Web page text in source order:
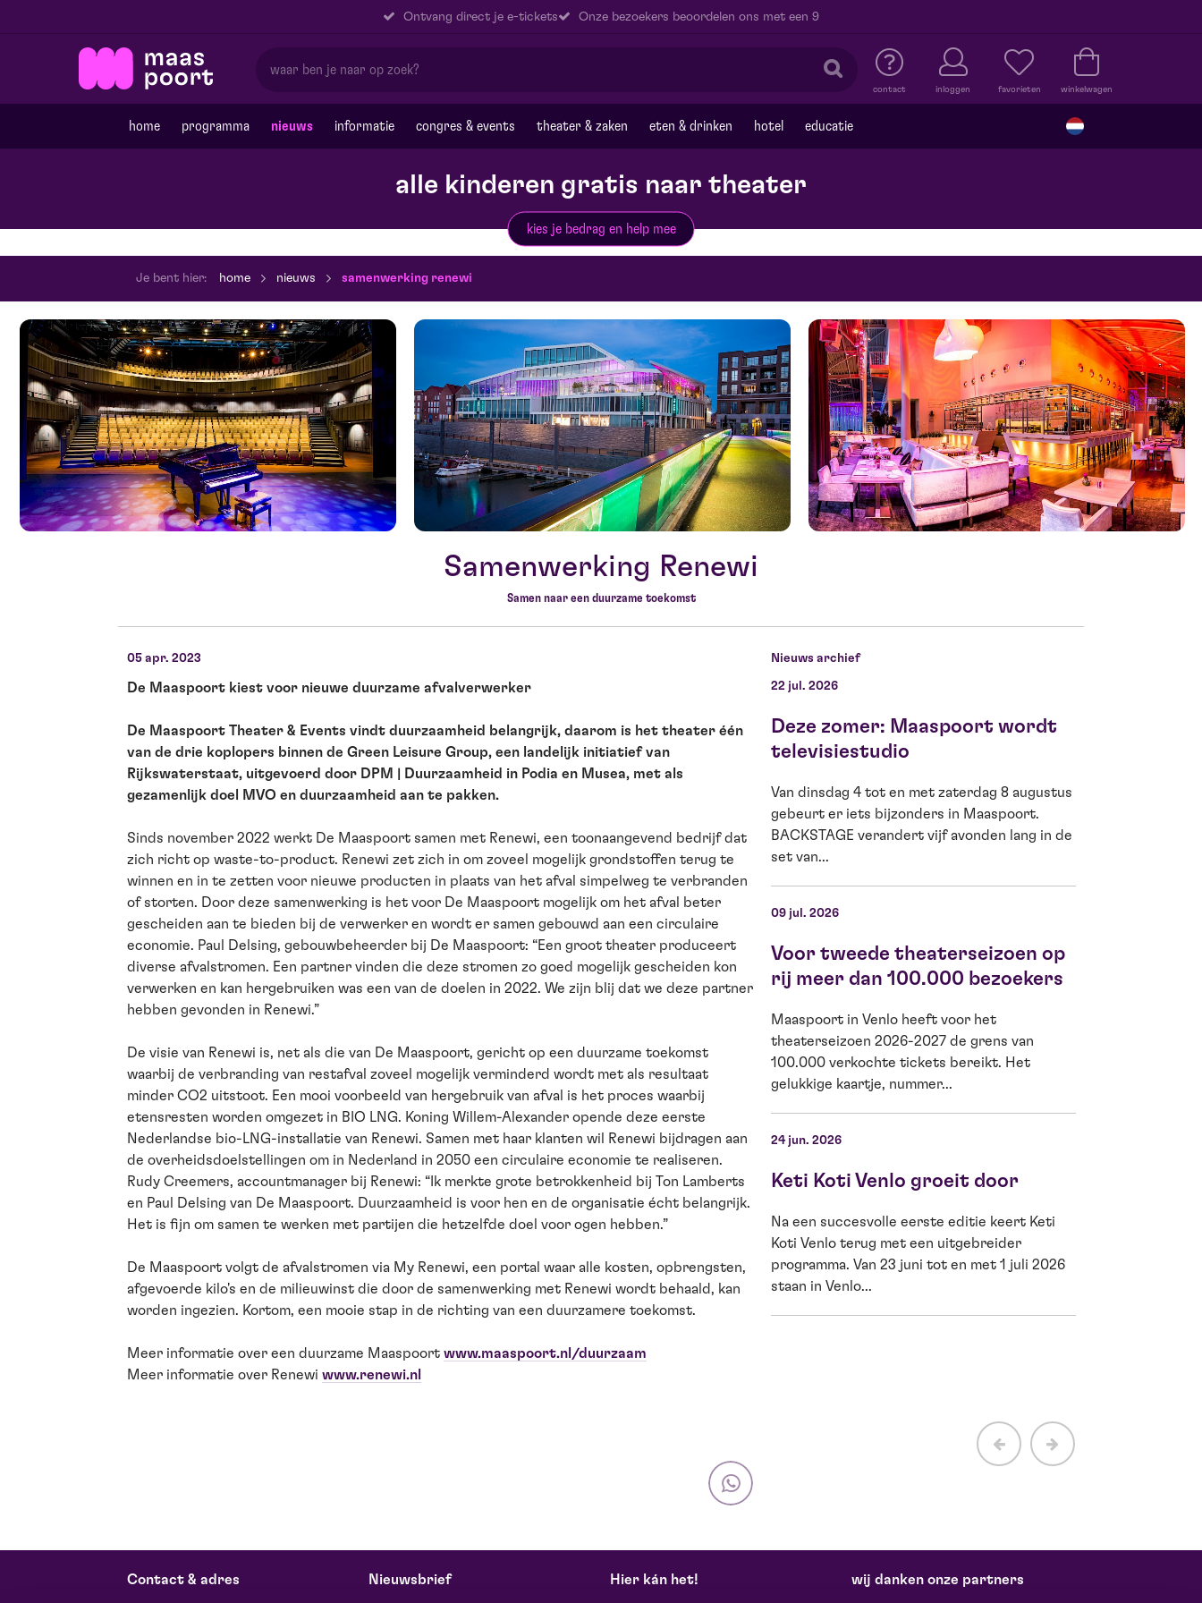
Ontvang direct je e-tickets Onze bezoekers beoordelen ons met een 9
contact inloggen favorieten winkelwagen
home programma nieuws informatie congres & events theater & zaken eten & drinken hotel educatie
alle kinderen gratis naar theater
kies je bedrag en help mee
Je bent hier: home nieuws samenwerking renewi
Samenwerking Renewi
Samen naar een duurzame toekomst
05 apr. 2023
De Maaspoort kiest voor nieuwe duurzame afvalverwerker
De Maaspoort Theater & Events vindt duurzaamheid belangrijk, daarom is het theater één
van de drie koplopers binnen de Green Leisure Group, een landelijk initiatief van
Rijkswaterstaat, uitgevoerd door DPM | Duurzaamheid in Podia en Musea, met als
gezamenlijk doel MVO en duurzaamheid aan te pakken.
Sinds november 2022 werkt De Maaspoort samen met Renewi, een toonaangevend bedrijf dat
zich richt op waste-to-product. Renewi zet zich in om zoveel mogelijk grondstoffen terug te
winnen en in te zetten voor nieuwe producten in plaats van het afval simpelweg te verbranden
of storten. Door deze samenwerking is het voor De Maaspoort mogelijk om het afval beter
gescheiden aan te bieden bij de verwerker en wordt er samen gebouwd aan een circulaire
economie. Paul Delsing, gebouwbeheerder bij De Maaspoort: “Een groot theater produceert
diverse afvalstromen. Een partner vinden die deze stromen zo goed mogelijk gescheiden kon
verwerken en kan hergebruiken was een van de doelen in 2022. We zijn blij dat we deze partner
hebben gevonden in Renewi.”
De visie van Renewi is, net als die van De Maaspoort, gericht op een duurzame toekomst
waarbij de verbranding van restafval zoveel mogelijk verminderd wordt met als resultaat
minder CO2 uitstoot. Een mooi voorbeeld van hergebruik van afval is het proces waarbij
etensresten worden omgezet in BIO LNG. Koning Willem-Alexander opende deze eerste
Nederlandse bio-LNG-installatie van Renewi. Samen met haar klanten wil Renewi bijdragen aan
de overheidsdoelstellingen om in Nederland in 2050 een circulaire economie te realiseren.
Rudy Creemers, accountmanager bij Renewi: “Ik merkte grote betrokkenheid bij Ton Lamberts
en Paul Delsing van De Maaspoort. Duurzaamheid is voor hen en de organisatie écht belangrijk.
Het is fijn om samen te werken met partijen die hetzelfde doel voor ogen hebben.”
De Maaspoort volgt de afvalstromen via My Renewi, een portal waar alle kosten, opbrengsten,
afgevoerde kilo's en de milieuwinst die door de samenwerking met Renewi wordt behaald, kan
worden ingezien. Kortom, een mooie stap in de richting van een duurzamere toekomst.
Meer informatie over een duurzame Maaspoort www.maaspoort.nl/duurzaam
Meer informatie over Renewi www.renewi.nl
Nieuws archief
22 jul. 2026
Deze zomer: Maaspoort wordt
televisiestudio
Van dinsdag 4 tot en met zaterdag 8 augustus
gebeurt er iets bijzonders in Maaspoort.
BACKSTAGE verandert vijf avonden lang in de
set van...
09 jul. 2026
Voor tweede theaterseizoen op
rij meer dan 100.000 bezoekers
Maaspoort in Venlo heeft voor het
theaterseizoen 2026-2027 de grens van
100.000 verkochte tickets bereikt. Het
gelukkige kaartje, nummer...
24 jun. 2026
Keti Koti Venlo groeit door
Na een succesvolle eerste editie keert Keti
Koti Venlo terug met een uitgebreider
programma. Van 23 juni tot en met 1 juli 2026
staan in Venlo...
Contact & adres Nieuwsbrief Hier kán het! wij danken onze partners